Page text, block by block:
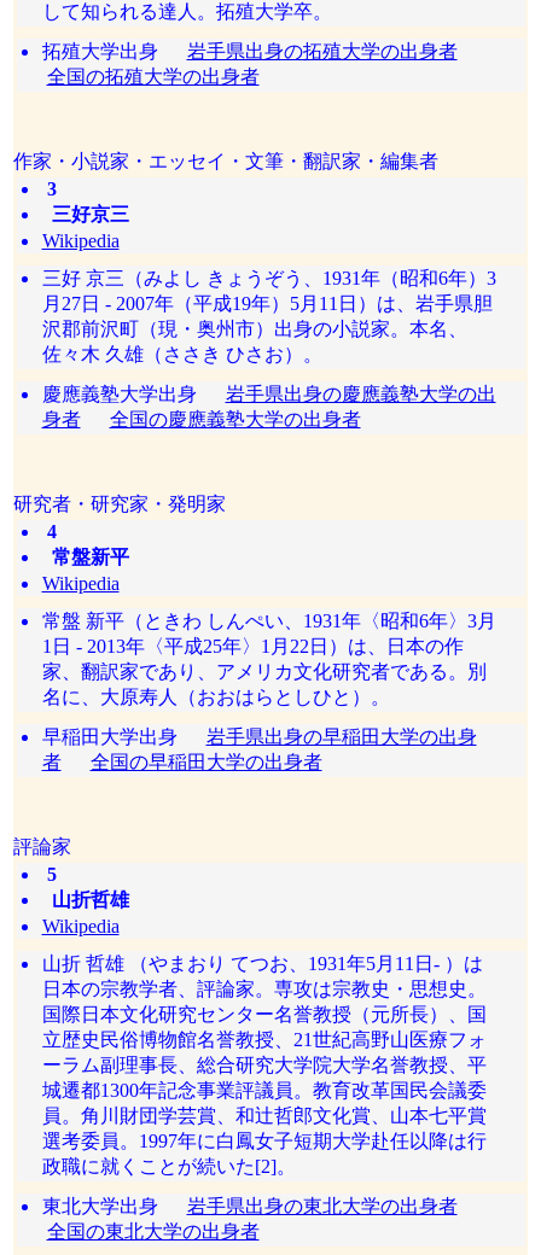
して知られる達人。拓殖大学卒。
拓殖大学出身 岩手県出身の拓殖大学の出身者
全国の拓殖大学の出身者
作家・小説家・エッセイ・文筆・翻訳家・編集者
3
三好京三
Wikipedia
三好 京三（みよし きょうぞう、1931年（昭和6年）3
月27日 - 2007年（平成19年）5月11日）は、岩手県胆
沢郡前沢町（現・奥州市）出身の小説家。本名、
佐々木 久雄（ささき ひさお）。
慶應義塾大学出身 岩手県出身の慶應義塾大学の出
身者
全国の慶應義塾大学の出身者
研究者・研究家・発明家
4
常盤新平
Wikipedia
常盤 新平（ときわ しんぺい、1931年〈昭和6年〉3月
1日 - 2013年〈平成25年〉1月22日）は、日本の作
家、翻訳家であり、アメリカ文化研究者である。別
名に、大原寿人（おおはらとしひと）。
早稲田大学出身 岩手県出身の早稲田大学の出身
者
全国の早稲田大学の出身者
評論家
5
山折哲雄
Wikipedia
山折 哲雄 （やまおり てつお、1931年5月11日- ）は
日本の宗教学者、評論家。専攻は宗教史・思想史。
国際日本文化研究センター名誉教授（元所長）、国
立歴史民俗博物館名誉教授、21世紀高野山医療フォ
ーラム副理事長、総合研究大学院大学名誉教授、平
城遷都1300年記念事業評議員。教育改革国民会議委
員。角川財団学芸賞、和辻哲郎文化賞、山本七平賞
選考委員。1997年に白鳳女子短期大学赴任以降は行
政職に就くことが続いた[2]。
東北大学出身 岩手県出身の東北大学の出身者
全国の東北大学の出身者